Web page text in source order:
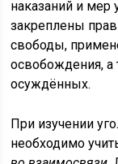
наказаний и мер
закреплены
свободы,
освобождения, а
осуждённых.
При изучении
необходимо